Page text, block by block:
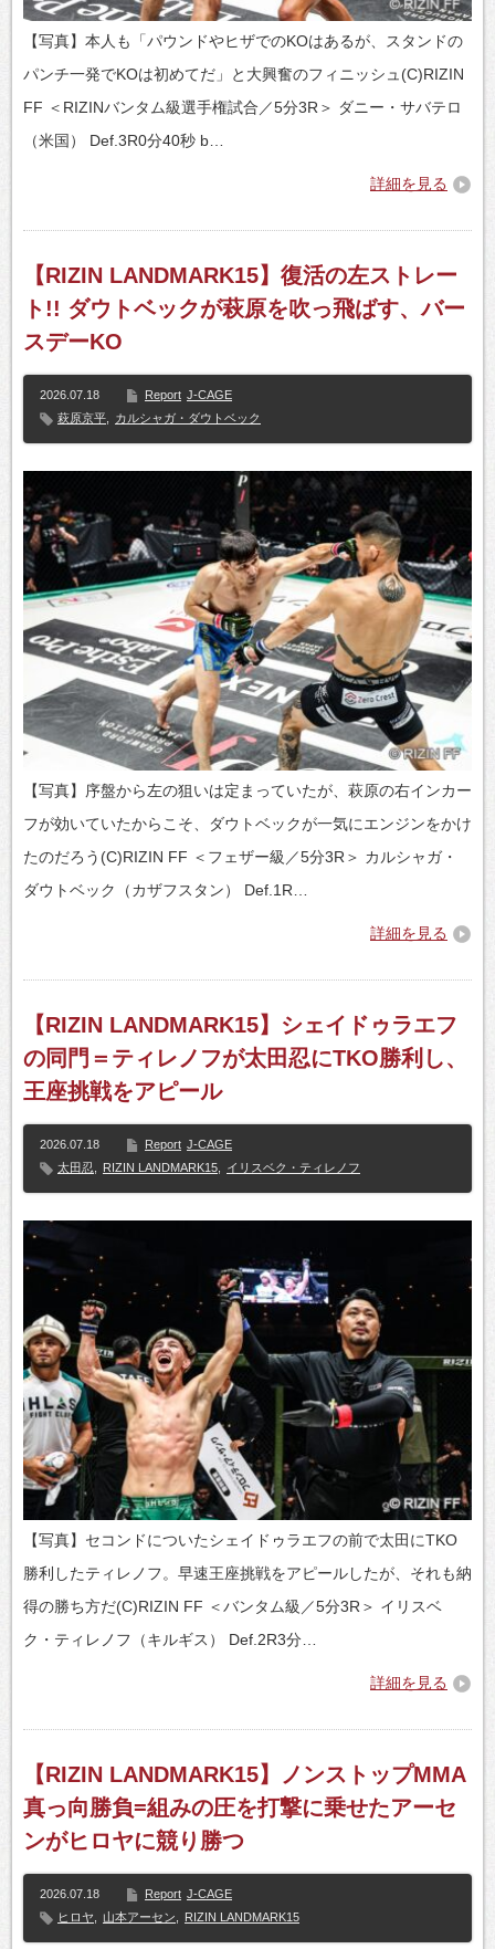
【写真】本人も「パウンドやヒザでのKOはあるが、スタンドの
パンチ一発でKOは初めてだ」と大興奮のフィニッシュ(C)RIZIN
FF ＜RIZINバンタム級選手権試合／5分3R＞ ダニー・サバテロ
（米国） Def.3R0分40秒 b…
詳細を見る
【RIZIN LANDMARK15】復活の左ストレー
ト!! ダウトベックが萩原を吹っ飛ばす、バー
スデーKO
2026.07.18 Report J-CAGE
萩原京平
カルシャガ・ダウトベック
【写真】序盤から左の狙いは定まっていたが、萩原の右インカー
フが効いていたからこそ、ダウトベックが一気にエンジンをかけ
たのだろう(C)RIZIN FF ＜フェザー級／5分3R＞ カルシャガ・
ダウトベック（カザフスタン） Def.1R…
詳細を見る
【RIZIN LANDMARK15】シェイドゥラエフ
の同門＝ティレノフが太田忍にTKO勝利し、
王座挑戦をアピール
2026.07.18 Report J-CAGE
太田忍
RIZIN LANDMARK15 イリスベク・ティレノフ
【写真】セコンドについたシェイドゥラエフの前で太田にTKO
勝利したティレノフ。早速王座挑戦をアピールしたが、それも納
得の勝ち方だ(C)RIZIN FF ＜バンタム級／5分3R＞ イリスベ
ク・ティレノフ（キルギス） Def.2R3分…
詳細を見る
【RIZIN LANDMARK15】ノンストップMMA
真っ向勝負=組みの圧を打撃に乗せたアーセ
ンがヒロヤに競り勝つ
2026.07.18 Report J-CAGE
ヒロヤ
山本アーセン RIZIN LANDMARK15